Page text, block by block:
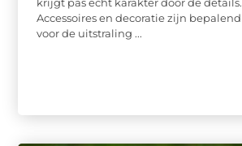
Accessoires en decoratie zijn bepalend
voor de uitstraling ...